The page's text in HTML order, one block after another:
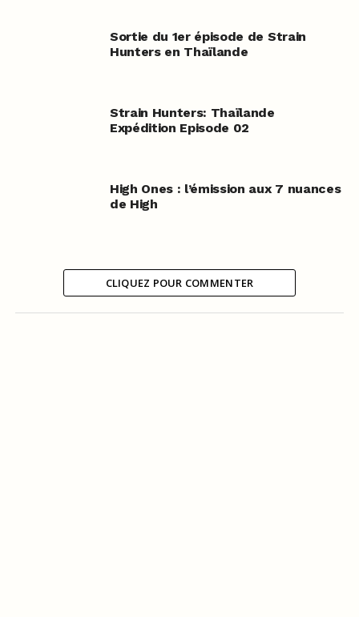
Sortie du 1er épisode de Strain
Hunters en Thaïlande
Strain Hunters: Thaïlande
Expédition Episode 02
High Ones : l’émission aux 7 nuances
de High
CLIQUEZ POUR COMMENTER